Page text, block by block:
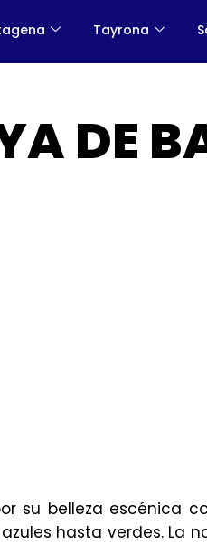
Tayrona
DE
su belleza escénica
hasta verdes. La